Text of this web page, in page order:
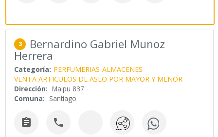
3 Bernardino Gabriel Munoz
Herrera
Categoría: PERFUMERIAS ALMACENES
VENTA ARTICULOS DE ASEO POR MAYOR Y MENOR
Dirección: Maipu 837
Comuna: Santiago
 